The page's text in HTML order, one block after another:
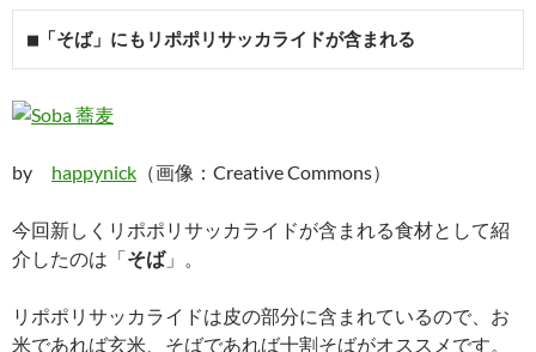
■「そば」にもリポポリサッカライドが含まれる
by happynick （画像：Creative Commons）
今回新しくリポポリサッカライドが含まれる食材として紹
介したのは「そば」。
リポポリサッカライドは皮の部分に含まれているので、お
米であれば玄米、そばであれば十割そばがオススメです。